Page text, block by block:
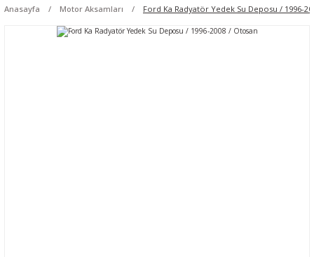
Anasayfa Motor Aksamları Ford Ka Radyatör Yedek Su Deposu / 1996-